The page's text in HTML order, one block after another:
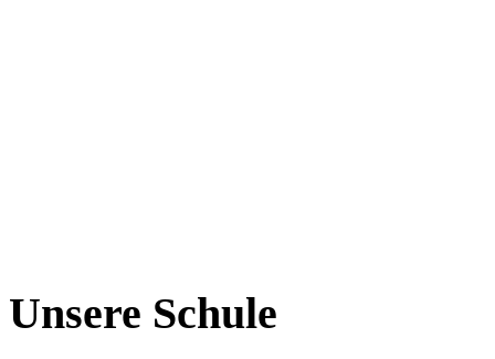
Unsere Schule